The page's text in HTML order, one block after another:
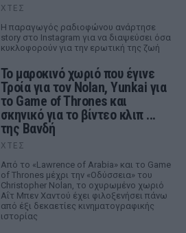
ΧΤΕΣ
Η παραγωγός ραδιοφώνου ανάρτησε
story στο Instagram για να διαψεύσει όσα
κυκλοφορούν για την ερωτική της ζωή
Το μαροκινό χωριό που έγινε
Τροία για τον Nolan, Yunkai για
το Game of Thrones και
σκηνικό για το βίντεο κλιπ ...
της Βανδή
ΧΤΕΣ
Από το «Lawrence of Arabia» και το Game
of Thrones μέχρι την «Οδύσσεια» του
Christopher Nolan, το οχυρωμένο χωριό
Αΐτ Μπεν Χαντού έχει φιλοξενήσει πάνω
από έξι δεκαετίες κινηματογραφικής
ιστορίας